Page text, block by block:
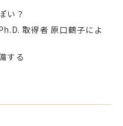
い？
取得者 原口鶴子によ
する